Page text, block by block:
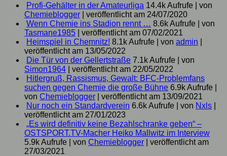
Profi-Gehälter in der Amateurliga 14.4k Aufrufe
von
Chemieblogger
veröffentlicht am 24/07/2020
Wenn Chemie ins Stadion rennt … 8.6k Aufrufe
von
Tasmane1985
veröffentlicht am 07/02/2021
Heimspiel in Chemnitz! 8.1k Aufrufe von admin
veröffentlicht am 13/05/2022
Die Tür von der Gellertstraße 7.1k Aufrufe
von
Simon1964
veröffentlicht am 22/05/2022
Hitlergruß, Rassismus, Gewalt: BFC-Problemfans
suchen gegen Chemie die große Bühne 6.9k Aufrufe
von Chemieblogger
veröffentlicht am 13/09/2021
Nur noch ein Standardverein 6.6k Aufrufe von Nxls
veröffentlicht am 27/01/2023
„Es wird definitiv keine Bezahlschranke geben“ –
OSTSPORT.TV-Macher Heiko Mallwitz im Interview
5.9k Aufrufe
von Chemieblogger
veröffentlicht am
27/03/2021